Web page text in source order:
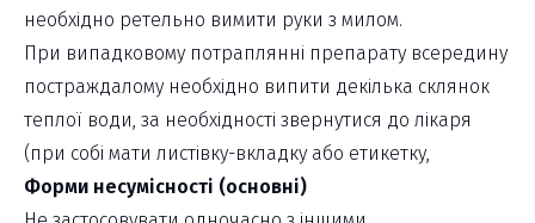
необхідно ретельно вимити руки з милом.
При випадковому потраплянні препарату всередину
постраждалому необхідно випити декілька склянок
теплої води, за необхідності звернутися до лікаря
(при собі мати листівку-вкладку або етикетку,
Форми несумісності (основні)